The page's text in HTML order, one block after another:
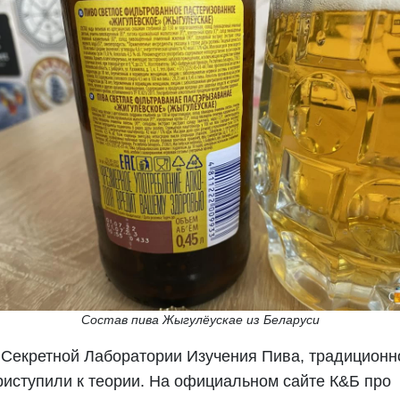
Состав пива Жыгулёускае из Беларуси
Лаборатории Изучения Пива,
к теории. На официальном сайте К&Б про